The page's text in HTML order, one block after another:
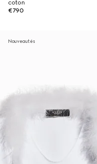
coton
€790
Nouveautés